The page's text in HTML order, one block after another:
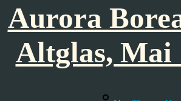
Aurora
Altglas, Mai
Beitragsautor